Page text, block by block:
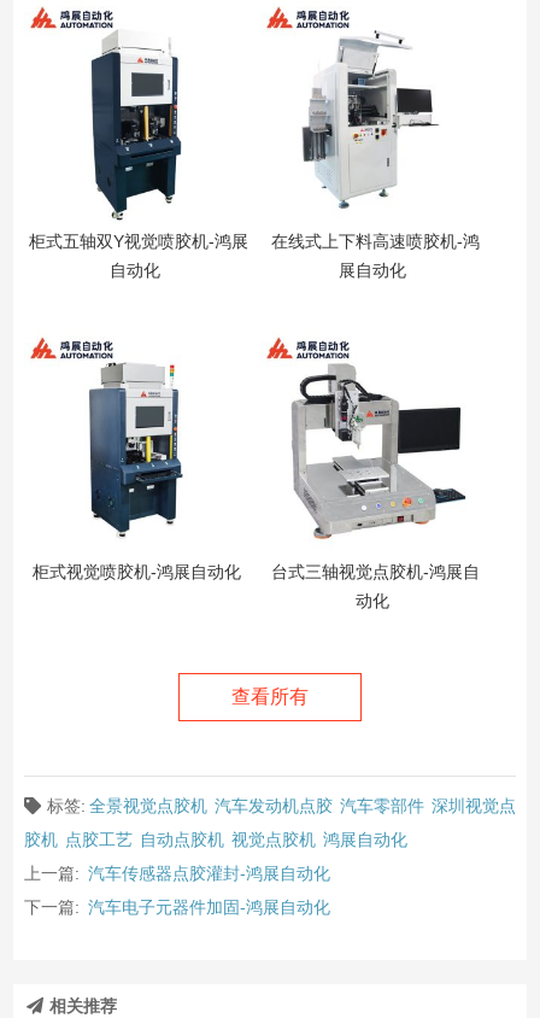
柜式五轴双Y视觉喷胶机-鸿展
自动化
在线式上下料高速喷胶机-鸿
展自动化
柜式视觉喷胶机-鸿展自动化
台式三轴视觉点胶机-鸿展自
动化
查看所有
标签: 全景视觉点胶机 汽车发动机点胶 汽车零部件 深圳视觉点
胶机 点胶工艺 自动点胶机 视觉点胶机 鸿展自动化
上一篇: 汽车传感器点胶灌封-鸿展自动化
下一篇: 汽车电子元器件加固-鸿展自动化
相关推荐